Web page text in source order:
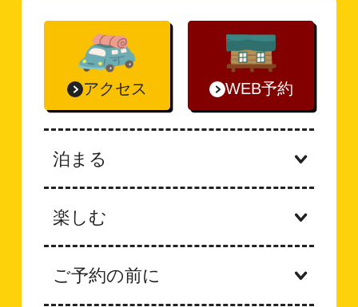
泊まる
楽しむ
ご予約の前に
アクセス WEB予約